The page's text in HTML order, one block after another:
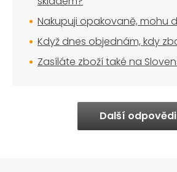
Nakupuji opakovaně, mohu
Když dnes objednám, kdy
Zasíláte zboží také na
Další odpovědi